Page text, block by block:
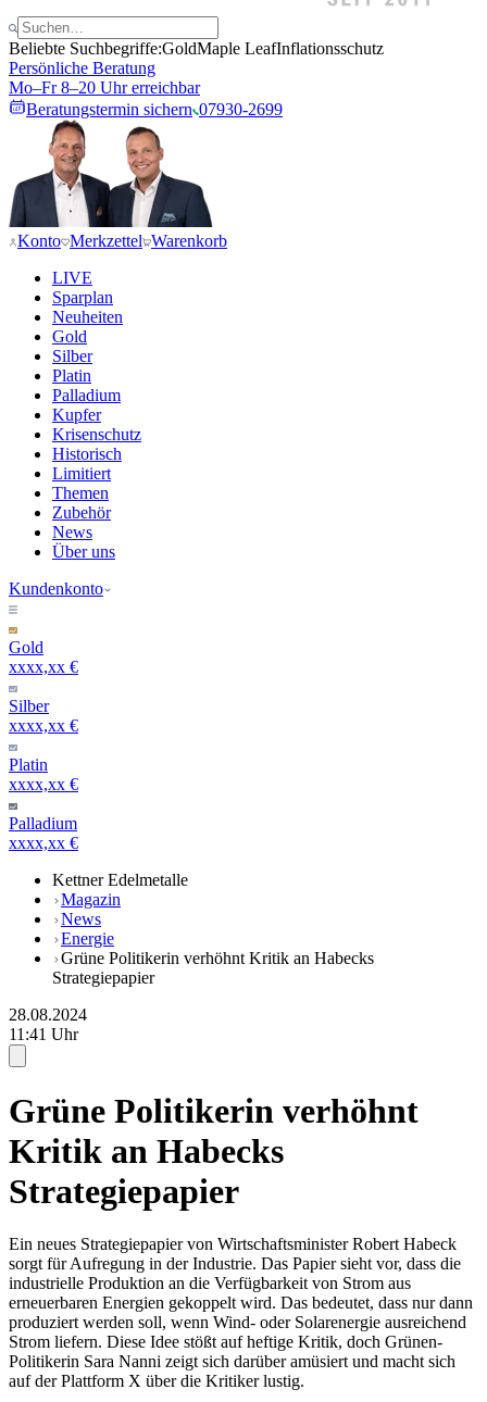
Beliebte Suchbegriffe:GoldMaple LeafInflationsschutz
Persönliche Beratung
Mo–Fr 8–20 Uhr erreichbar
Beratungstermin sichern 07930-2699
Konto Merkzettel Warenkorb
LIVE
Sparplan
Neuheiten
Gold
Silber
Platin
Palladium
Kupfer
Krisenschutz
Historisch
Limitiert
Themen
Zubehör
News
Über uns
Kundenkonto
Gold
xxxx,xx €
Silber
xxxx,xx €
Platin
xxxx,xx €
Palladium
xxxx,xx €
Kettner Edelmetalle
Magazin
News
Energie
Grüne Politikerin verhöhnt Kritik an Habecks
Strategiepapier
28.08.2024
11:41 Uhr
Grüne Politikerin verhöhnt
Kritik an Habecks
Strategiepapier
Ein neues Strategiepapier von Wirtschaftsminister Robert Habeck
sorgt für Aufregung in der Industrie. Das Papier sieht vor, dass die
industrielle Produktion an die Verfügbarkeit von Strom aus
erneuerbaren Energien gekoppelt wird. Das bedeutet, dass nur dann
produziert werden soll, wenn Wind- oder Solarenergie ausreichend
Strom liefern. Diese Idee stößt auf heftige Kritik, doch Grünen-
Politikerin Sara Nanni zeigt sich darüber amüsiert und macht sich
auf der Plattform X über die Kritiker lustig.